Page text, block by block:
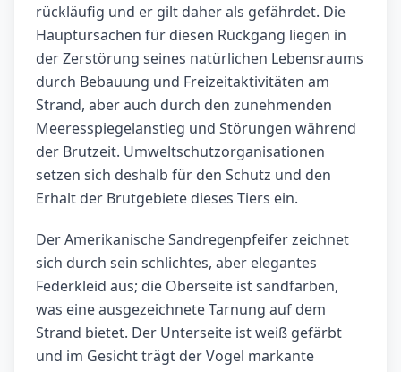
rückläufig und er gilt daher als gefährdet. Die
Hauptursachen für diesen Rückgang liegen in
der Zerstörung seines natürlichen Lebensraums
durch Bebauung und Freizeitaktivitäten am
Strand, aber auch durch den zunehmenden
Meeresspiegelanstieg und Störungen während
der Brutzeit. Umweltschutzorganisationen
setzen sich deshalb für den Schutz und den
Erhalt der Brutgebiete dieses Tiers ein.
Der Amerikanische Sandregenpfeifer zeichnet
sich durch sein schlichtes, aber elegantes
Federkleid aus; die Oberseite ist sandfarben,
was eine ausgezeichnete Tarnung auf dem
Strand bietet. Der Unterseite ist weiß gefärbt
und im Gesicht trägt der Vogel markante